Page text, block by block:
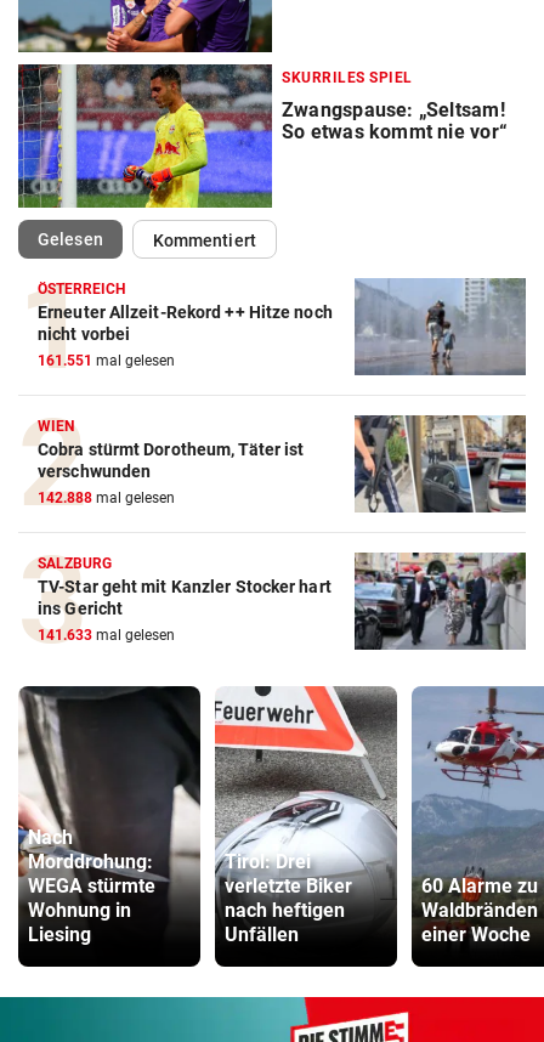
SKURRILES SPIEL
Zwangspause: „Seltsam!
So etwas kommt nie vor“
Gelesen(ausgewählt)Kommentiert
ÖSTERREICH
Erneuter Allzeit-Rekord ++ Hitze noch
nicht vorbei
161.551 mal gelesen
WIEN
Cobra stürmt Dorotheum, Täter ist
verschwunden
142.888 mal gelesen
SALZBURG
TV-Star geht mit Kanzler Stocker hart
ins Gericht
141.633 mal gelesen
Nach
Morddrohung:
WEGA stürmte
Wohnung in
Liesing
Tirol: Drei
verletzte Biker
nach heftigen
Unfällen
60 Alarme zu
Waldbränden
einer Woche